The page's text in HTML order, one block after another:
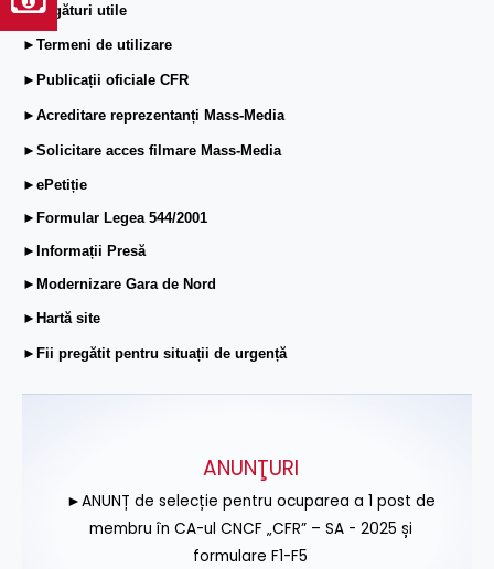
►Legături utile
►Termeni de utilizare
►Publicații oficiale CFR
►Acreditare reprezentanți Mass-Media
►Solicitare acces filmare Mass-Media
►ePetiție
►Formular Legea 544/2001
►Informații Presă
►Modernizare Gara de Nord
►Hartă site
►Fii pregătit pentru situații de urgență
ANUNŢURI
►ANUNȚ de selecție pentru ocuparea a 1 post de
membru în CA-ul CNCF „CFR” – SA - 2025 și
formulare F1-F5